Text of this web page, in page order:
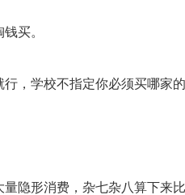
买。
，学校不指定你必须买哪家
隐形消费，杂七杂八算下来比